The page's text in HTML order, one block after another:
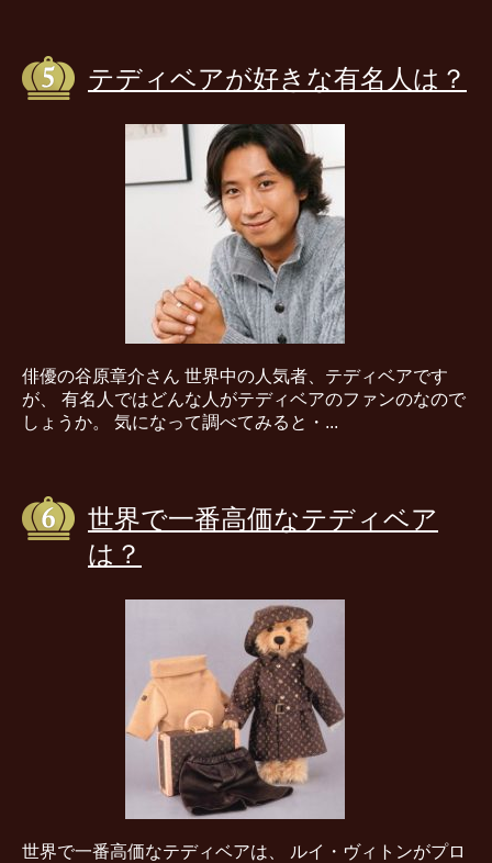
テディベアが好きな有名人は？
俳優の谷原章介さん 世界中の人気者、テディベアです
が、 有名人ではどんな人がテディベアのファンのなので
しょうか。 気になって調べてみると・...
世界で一番高価なテディベア
は？
世界で一番高価なテディベアは、 ルイ・ヴィトンがプロ